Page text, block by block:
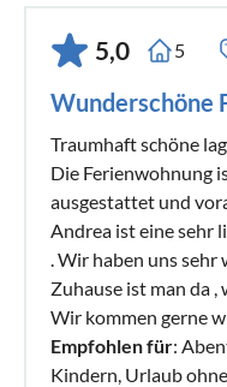
5,0 5
Wunderschöne
Traumhaft schöne
Die Ferienwohnung
ausgestattet und
Andrea ist eine sehr
. Wir haben uns sehr
Zuhause ist man da
Wir kommen gerne
Empfohlen für:
Kindern, Urlaub